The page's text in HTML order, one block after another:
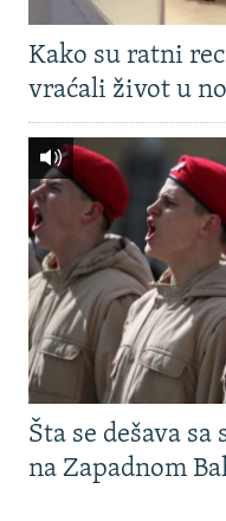
Kako su ratni
vraćali život u
Šta se dešava
na Zapadnom